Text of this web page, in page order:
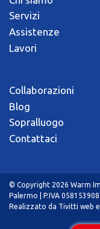
Servizi
Assistenze
Lavori
Collaborazioni
Blog
Sopralluogo
Contattaci
© Copyright 2026 Warm
Palermo | P.IVA
Realizzato da Tivitti web